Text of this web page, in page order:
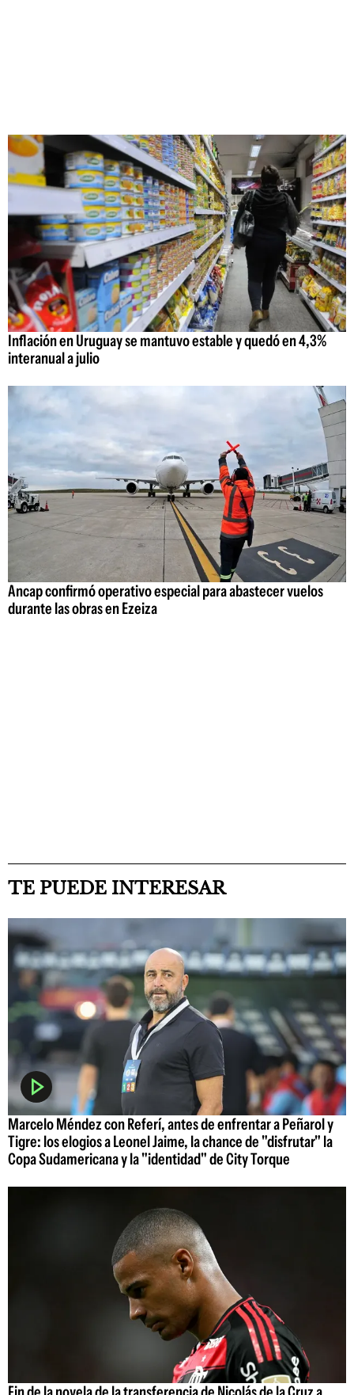
Inflación en Uruguay se mantuvo estable y quedó en 4,3%
interanual a julio
Ancap confirmó operativo especial para abastecer vuelos
durante las obras en Ezeiza
TE PUEDE INTERESAR
Marcelo Méndez con Referí, antes de enfrentar a Peñarol y
Tigre: los elogios a Leonel Jaime, la chance de "disfrutar" la
Copa Sudamericana y la "identidad" de City Torque